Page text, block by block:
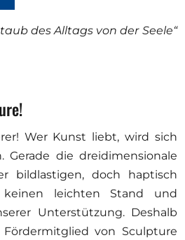
des Alltags von der Seele“
Wer Kunst liebt, wird sich
Gerade die dreidimensionale
bildlastigen, doch haptisch
keinen leichten Stand und
Unterstützung. Deshalb
von Sculpture